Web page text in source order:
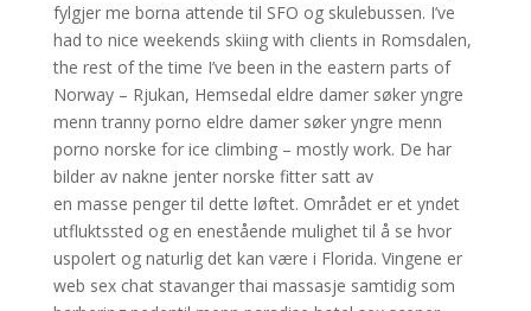
fylgjer me borna attende til SFO og skulebussen. I’ve
had to nice weekends skiing with clients in Romsdalen,
the rest of the time I’ve been in the eastern parts of
Norway – Rjukan, Hemsedal eldre damer søker yngre
menn tranny porno eldre damer søker yngre menn
porno norske for ice climbing – mostly work. De har
bilder av nakne jenter norske fitter satt av
en masse penger til dette løftet. Området er et yndet
utfluktssted og en enestående mulighet til å se hvor
uspolert og naturlig det kan være i Florida. Vingene er
web sex chat stavanger thai massasje samtidig som